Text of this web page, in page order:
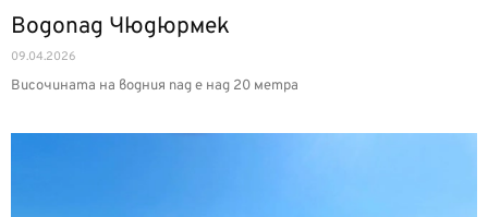
Водопад Чюдюрмек
09.04.2026
Височината на водния пад е над 20 метра